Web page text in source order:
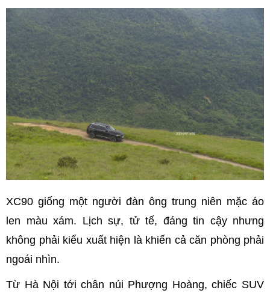
XC90 giống một người đàn ông trung niên mặc áo
len màu xám. Lịch sự, tử tế, đáng tin cậy nhưng
không phải kiểu xuất hiện là khiến cả căn phòng phải
ngoái nhìn.
Từ Hà Nội tới chân núi Phượng Hoàng, chiếc SUV